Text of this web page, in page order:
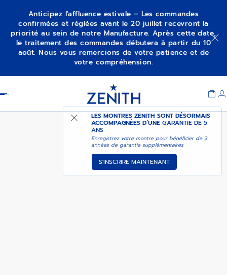
Anticipez l'affluence estivale – Les commandes
confirmées et réglées avant le 20 juillet recevront la
priorité au sein de notre Manufacture. Après cette date,
le traitement des commandes débutera à partir du 10
août. Nous vous remercions de votre patience et de
votre compréhension.
LES MONTRES ZENITH SONT DÉSORMAIS
ACCOMPAGNÉES D’UNEGARANTIE DE 5
ANS
Enregistrez votre montre pour bénéficier de 3
années de garantie supplémentaires
S'INSCRIRE MAINTENANT
CHRONOMASTER SPORT
DISPONIBLE
PROCHAINEMENT -
M’ALERTER